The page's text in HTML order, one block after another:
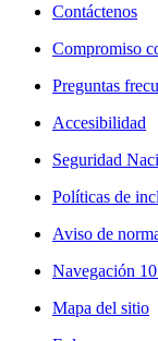
Contáctenos
Compromiso
Preguntas
Accesibilidad
Seguridad
Políticas de
Aviso de
Navegación
Mapa del sitio